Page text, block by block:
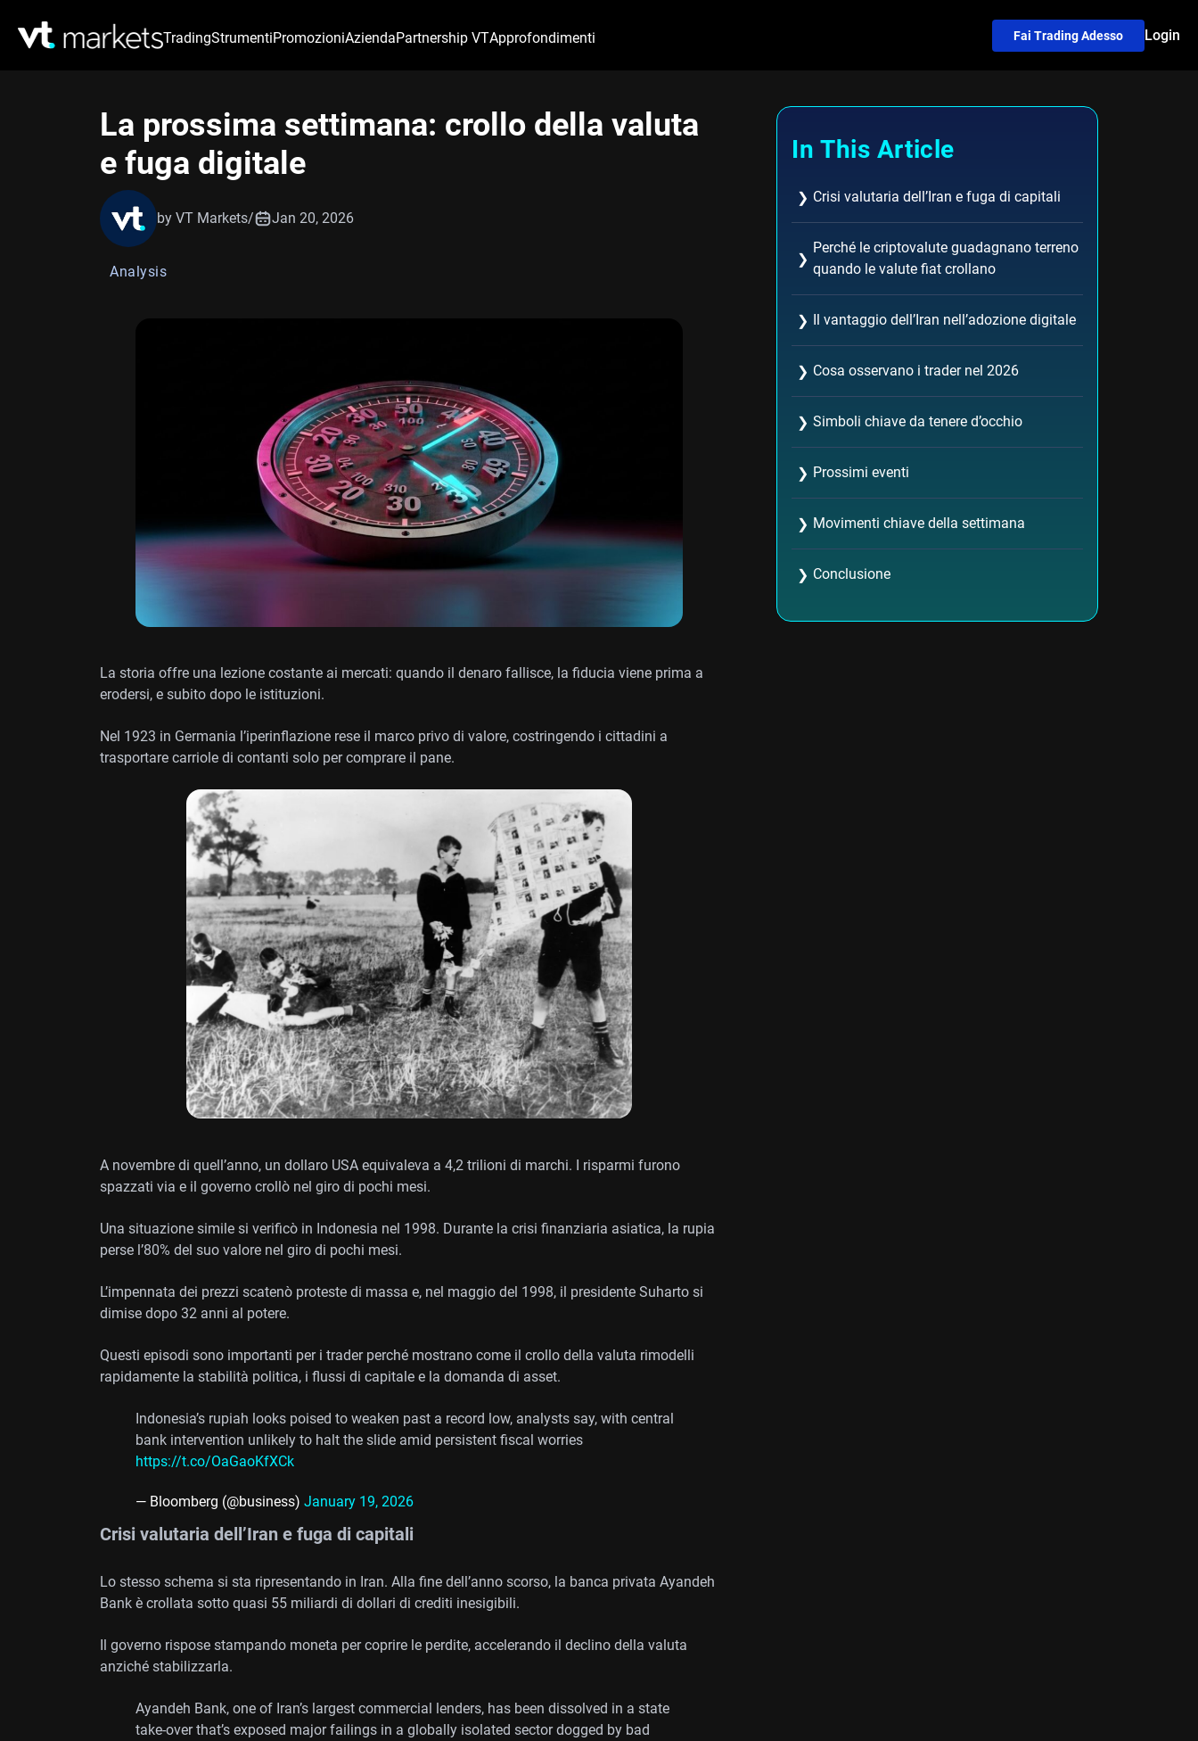
TradingStrumentiPromozioniAziendaPartnership VTApprofondimenti Fai Trading Adesso Login
La prossima settimana: crollo della valuta
e fuga digitale
by VT Markets/ Jan 20, 2026
Analysis
La storia offre una lezione costante ai mercati: quando il denaro fallisce, la fiducia viene prima a
erodersi, e subito dopo le istituzioni.
Nel 1923 in Germania l’iperinflazione rese il marco privo di valore, costringendo i cittadini a
trasportare carriole di contanti solo per comprare il pane.
A novembre di quell’anno, un dollaro USA equivaleva a 4,2 trilioni di marchi. I risparmi furono
spazzati via e il governo crollò nel giro di pochi mesi.
Una situazione simile si verificò in Indonesia nel 1998. Durante la crisi finanziaria asiatica, la rupia
perse l’80% del suo valore nel giro di pochi mesi.
L’impennata dei prezzi scatenò proteste di massa e, nel maggio del 1998, il presidente Suharto si
dimise dopo 32 anni al potere.
Questi episodi sono importanti per i trader perché mostrano come il crollo della valuta rimodelli
rapidamente la stabilità politica, i flussi di capitale e la domanda di asset.
Indonesia’s rupiah looks poised to weaken past a record low, analysts say, with central
bank intervention unlikely to halt the slide amid persistent fiscal worries
https://t.co/OaGaoKfXCk
— Bloomberg (@business) January 19, 2026
Crisi valutaria dell’Iran e fuga di capitali
Lo stesso schema si sta ripresentando in Iran. Alla fine dell’anno scorso, la banca privata Ayandeh
Bank è crollata sotto quasi 55 miliardi di dollari di crediti inesigibili.
Il governo rispose stampando moneta per coprire le perdite, accelerando il declino della valuta
anziché stabilizzarla.
Ayandeh Bank, one of Iran’s largest commercial lenders, has been dissolved in a state
take-over that’s exposed major failings in a globally isolated sector dogged by bad
In This Article
❯ Crisi valutaria dell’Iran e fuga di capitali
❯
Perché le criptovalute guadagnano terreno
quando le valute fiat crollano
❯ Il vantaggio dell’Iran nell’adozione digitale
❯ Cosa osservano i trader nel 2026
❯ Simboli chiave da tenere d’occhio
❯ Prossimi eventi
❯ Movimenti chiave della settimana
❯ Conclusione